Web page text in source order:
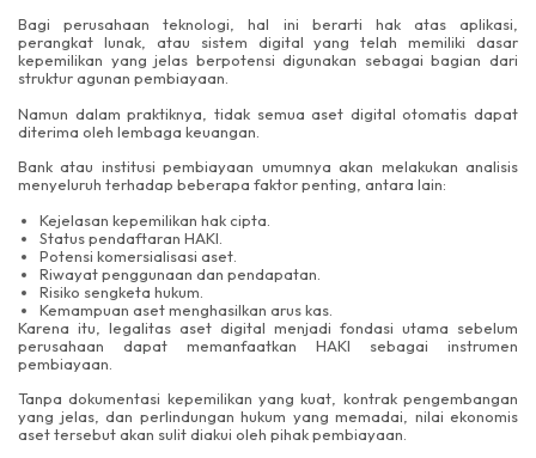
Bagi perusahaan teknologi, hal ini berarti hak atas aplikasi,
perangkat lunak, atau sistem digital yang telah memiliki dasar
kepemilikan yang jelas berpotensi digunakan sebagai bagian dari
struktur agunan pembiayaan.
Namun dalam praktiknya, tidak semua aset digital otomatis dapat
diterima oleh lembaga keuangan.
Bank atau institusi pembiayaan umumnya akan melakukan analisis
menyeluruh terhadap beberapa faktor penting, antara lain:
Kejelasan kepemilikan hak cipta.
Status pendaftaran HAKI.
Potensi komersialisasi aset.
Riwayat penggunaan dan pendapatan.
Risiko sengketa hukum.
Kemampuan aset menghasilkan arus kas.
Karena itu, legalitas aset digital menjadi fondasi utama sebelum
perusahaan dapat memanfaatkan HAKI sebagai instrumen
pembiayaan.
Tanpa dokumentasi kepemilikan yang kuat, kontrak pengembangan
yang jelas, dan perlindungan hukum yang memadai, nilai ekonomis
aset tersebut akan sulit diakui oleh pihak pembiayaan.